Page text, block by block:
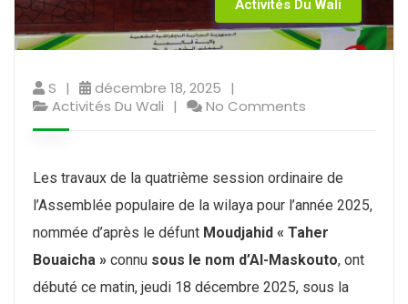
Activités Du Wali
S
décembre 18, 2025
Activités Du Wali
No Comments
Les travaux de la quatrième session ordinaire de
l’Assemblée populaire de la wilaya pour l’année 2025,
nommée d’après le défunt Moudjahid « Taher
Bouaicha » connu sous le nom d’Al-Maskouto, ont
débuté ce matin, jeudi 18 décembre 2025, sous la